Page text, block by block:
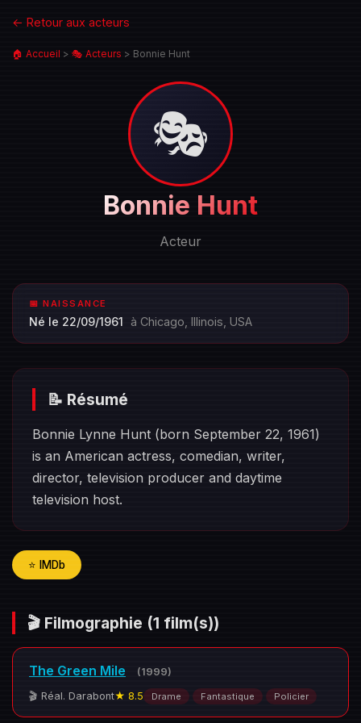
← Retour aux acteurs
🏠 Accueil > 🎭 Acteurs > Bonnie Hunt
🎭
Portrait
de
Bonnie
Bonnie Hunt
Acteur
📅 NAISSANCE
Né le 22/09/1961 à Chicago, Illinois, USA
📝 Résumé
Bonnie Lynne Hunt (born September 22, 1961)
is an American actress, comedian, writer,
director, television producer and daytime
television host.
⭐ IMDb
🎬 Filmographie (1 film(s))
The Green Mile
(1999)
🎬 Réal. Darabont★ 8.5 Drame Fantastique Policier